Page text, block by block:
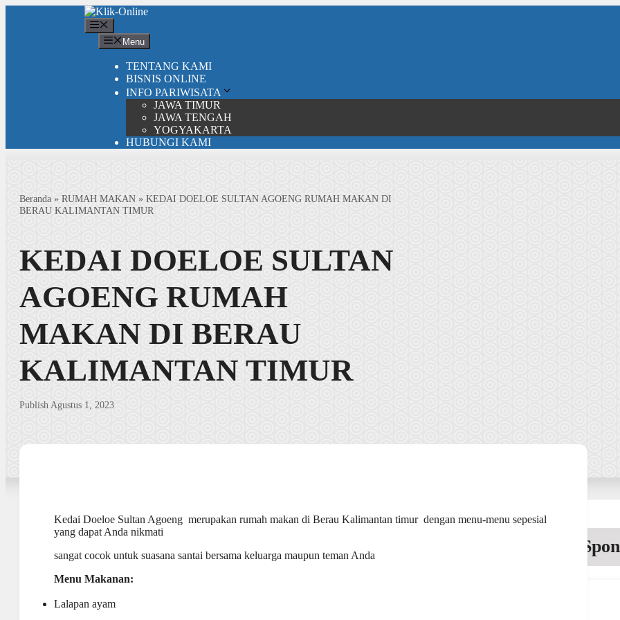
Menu
TENTANG KAMI
BISNIS ONLINE
INFO PARIWISATA
JAWA TIMUR
JAWA TENGAH
YOGYAKARTA
HUBUNGI KAMI
Beranda » RUMAH MAKAN » KEDAI DOELOE SULTAN AGOENG RUMAH MAKAN DI
BERAU KALIMANTAN TIMUR
KEDAI DOELOE SULTAN
AGOENG RUMAH
MAKAN DI BERAU
KALIMANTAN TIMUR
Publish Agustus 1, 2023
Kedai Doeloe Sultan Agoeng merupakan rumah makan di Berau Kalimantan timur dengan menu-menu sepesial
yang dapat Anda nikmati
sangat cocok untuk suasana santai bersama keluarga maupun teman Anda
Menu Makanan:
Lalapan ayam